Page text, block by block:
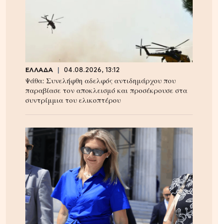
ΕΛΛΑΔΑ 04.08.2026, 13:12
Ψάθα: Συνελήφθη αδελφός αντιδημάρχου που
παραβίασε τον αποκλεισμό και προσέκρουσε στα
συντρίμμια του ελικοπτέρου